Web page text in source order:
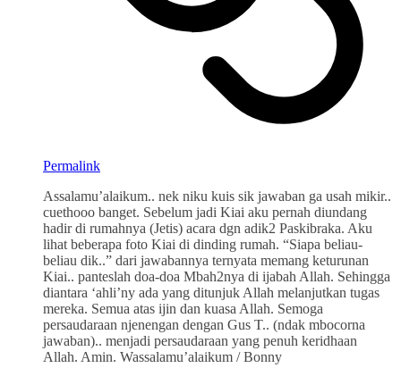
Permalink
Assalamu’alaikum.. nek niku kuis sik jawaban ga usah mikir..
cuethooo banget. Sebelum jadi Kiai aku pernah diundang
hadir di rumahnya (Jetis) acara dgn adik2 Paskibraka. Aku
lihat beberapa foto Kiai di dinding rumah. “Siapa beliau-
beliau dik..” dari jawabannya ternyata memang keturunan
Kiai.. panteslah doa-doa Mbah2nya di ijabah Allah. Sehingga
diantara ‘ahli’ny ada yang ditunjuk Allah melanjutkan tugas
mereka. Semua atas ijin dan kuasa Allah. Semoga
persaudaraan njenengan dengan Gus T.. (ndak mbocorna
jawaban).. menjadi persaudaraan yang penuh keridhaan
Allah. Amin. Wassalamu’alaikum / Bonny